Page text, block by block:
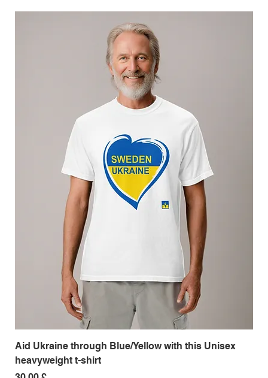
Aid Ukraine through Blue/Yellow with this Unisex
heavyweight t-shirt